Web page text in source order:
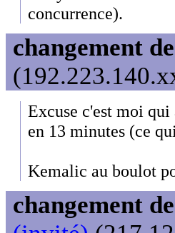
concurrence).
changement
Excuse c'est moi
en 13 minutes (ce
Kemalic au boulot
changement